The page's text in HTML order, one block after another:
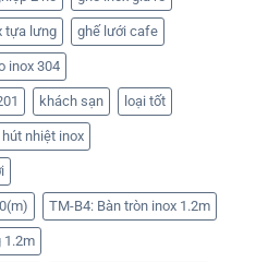
tựa lưng ghế lưới cafe
inox 304
khách sạn loại tốt
nhiệt inox
TM-B4: Bàn tròn inox 1.2m
1.2m